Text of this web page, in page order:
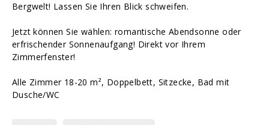
Bergwelt! Lassen Sie Ihren Blick schweifen.
Jetzt können Sie wählen: romantische Abendsonne oder
erfrischender Sonnenaufgang! Direkt vor Ihrem
Zimmerfenster!
Alle Zimmer 18-20 m², Doppelbett, Sitzecke, Bad mit
Dusche/WC